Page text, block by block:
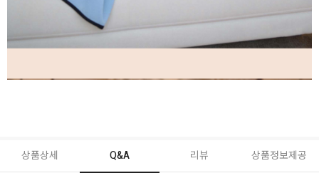
상품상세 Q&A 리뷰 상품정보제공